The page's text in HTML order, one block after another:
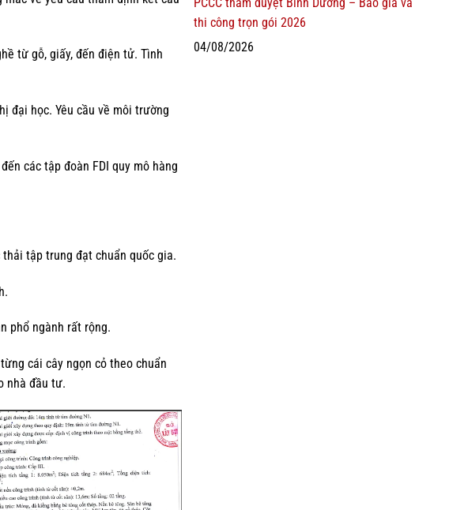
từ gỗ, giấy, đến điện tử. Tình
đại học. Yêu cầu về môi trường
các tập đoàn FDI quy mô hàng
tập trung đạt chuẩn quốc gia.
phổ ngành rất rộng.
cái cây ngọn cỏ theo chuẩn
nhà đầu tư.
thi công trọn gói 2026
04/08/2026